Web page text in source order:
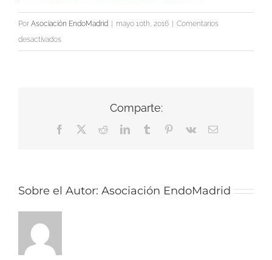
Por Asociación EndoMadrid | mayo 10th, 2016 | Comentarios
desactivadosen
Comparte:
Facebook RedditLinkedInTumblr Pinterest
Vk
Correo
Sobre el Autor: Asociación EndoMadrid